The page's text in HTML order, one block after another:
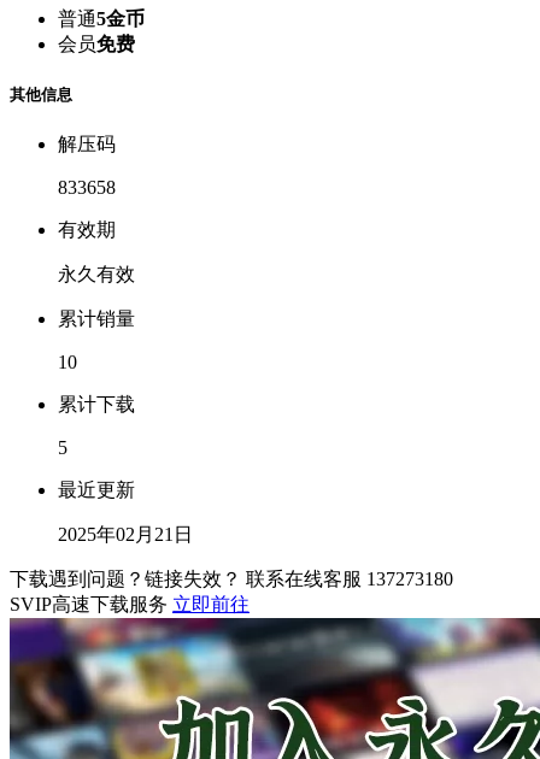
普通5金币
会员免费
其他信息
解压码
833658
有效期
永久有效
累计销量
10
累计下载
5
最近更新
2025年02月21日
下载遇到问题？链接失效？ 联系在线客服 137273180
SVIP高速下载服务 立即前往